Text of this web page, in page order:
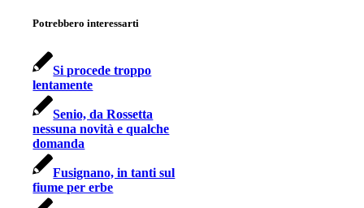
Potrebbero interessarti
Si procede troppo
lentamente
Senio, da Rossetta
nessuna novità e qualche
domanda
Fusignano, in tanti sul
fiume per erbe